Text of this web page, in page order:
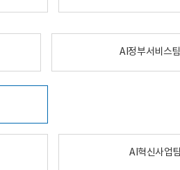
AI정부서비스팀
AI혁신사업팀